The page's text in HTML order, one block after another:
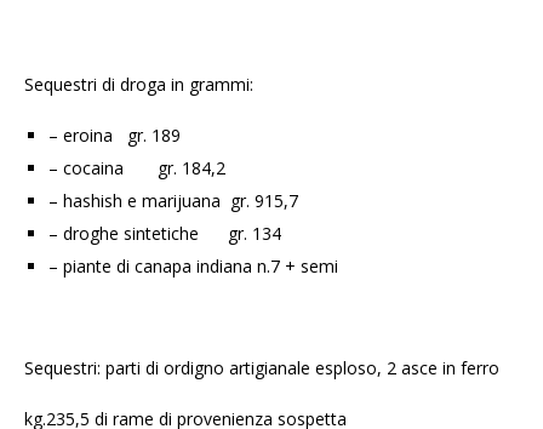
Sequestri di droga in grammi:
– eroina gr. 189
– cocaina gr. 184,2
– hashish e marijuana gr. 915,7
– droghe sintetiche gr. 134
– piante di canapa indiana n.7 + semi
Sequestri: parti di ordigno artigianale esploso, 2 asce in ferro
kg.235,5 di rame di provenienza sospetta